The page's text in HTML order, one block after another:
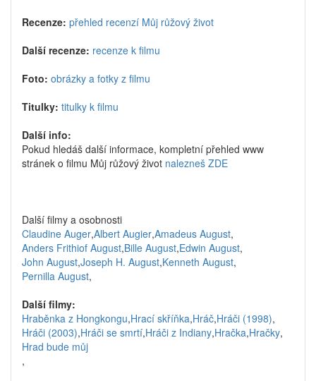
Recenze: přehled recenzí Můj růžový život
Další recenze: recenze k filmu
Foto: obrázky a fotky z filmu
Titulky: titulky k filmu
Další info:
Pokud hledáš další informace, kompletní přehled www
stránek o filmu Můj růžový život nalezneš ZDE
Další filmy a osobnosti
Claudine Auger,Albert Augier,Amadeus August,
Anders Frithiof August,Bille August,Edwin August,
John August,Joseph H. August,Kenneth August,
Pernilla August,
Další filmy:
Hraběnka z Hongkongu,Hrací skříňka,Hráč,Hráči (1998),
Hráči (2003),Hráči se smrtí,Hráči z Indiany,Hračka,Hračky,
Hrad bude můj
,